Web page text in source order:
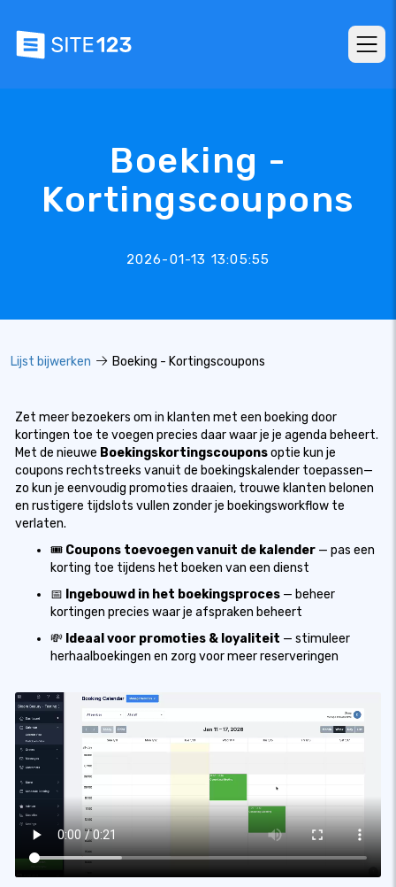
Boeking -
Kortingscoupons
2026-01-13 13:05:55
Lijst bijwerken Boeking - Kortingscoupons
Zet meer bezoekers om in klanten met een boeking door
kortingen toe te voegen precies daar waar je je agenda beheert.
Met de nieuwe Boekingskortingscouponsoptie kun je
coupons rechtstreeks vanuit de boekingskalender toepassen—
zo kun je eenvoudig promoties draaien, trouwe klanten belonen
en rustigere tijdslots vullen zonder je boekingsworkflow te
verlaten.
🎟️ Coupons toevoegen vanuit de kalender — pas een
korting toe tijdens het boeken van een dienst
📅 Ingebouwd in het boekingsproces — beheer
kortingen precies waar je afspraken beheert
💸 Ideaal voor promoties & loyaliteit — stimuleer
herhaalboekingen en zorg voor meer reserveringen